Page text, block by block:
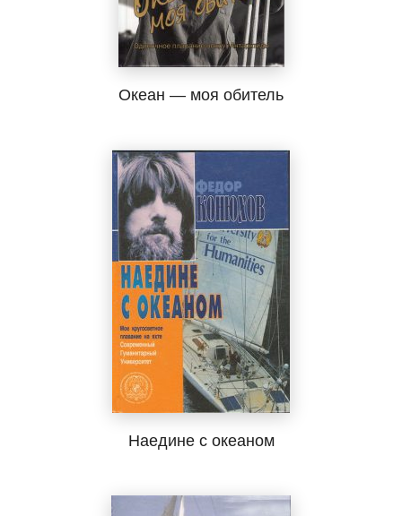
Океан — моя обитель
Наедине с океаном